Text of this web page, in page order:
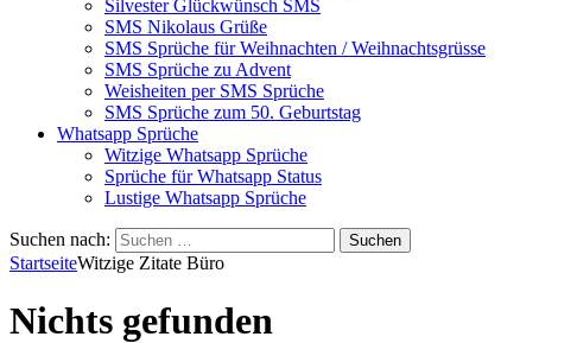
Silvester Glückwünsch SMS
SMS Nikolaus Grüße
SMS Sprüche für Weihnachten / Weihnachtsgrüsse
SMS Sprüche zu Advent
Weisheiten per SMS Sprüche
SMS Sprüche zum 50. Geburtstag
Whatsapp Sprüche
Witzige Whatsapp Sprüche
Sprüche für Whatsapp Status
Lustige Whatsapp Sprüche
Suchen nach:
StartseiteWitzige Zitate Büro
Nichts gefunden